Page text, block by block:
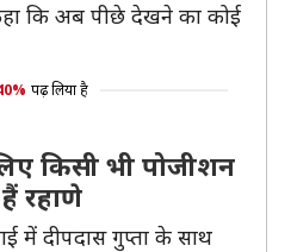
कि अब पीछे देखने का कोई
पढ़ लिया है
किसी भी पोजीशन
रहाणे
में दीपदास गुप्ता के साथ